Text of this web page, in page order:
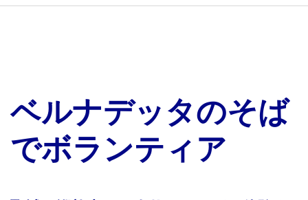
ベルナデッタのそば
でボランティア